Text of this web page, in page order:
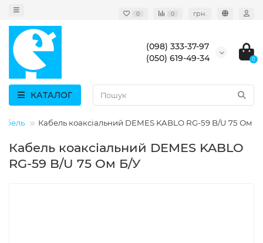
0 0 грн.
(098) 333-37-97
(050) 619-49-34
0
КАТАЛОГ
Кабель коаксіальний DEMES KABLO RG-59 B/U 75 Ом
Кабель коаксіальний DEMES KABLO
RG-59 B/U 75 Ом Б/У